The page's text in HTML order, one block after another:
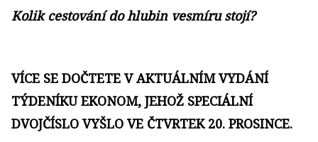
Kolik cestování do hlubin vesmíru stojí?
VÍCE SE DOČTETE V AKTUÁLNÍM VYDÁNÍ
TÝDENÍKU EKONOM, JEHOŽ SPECIÁLNÍ
DVOJČÍSLO VYŠLO VE ČTVRTEK 20. PROSINCE.